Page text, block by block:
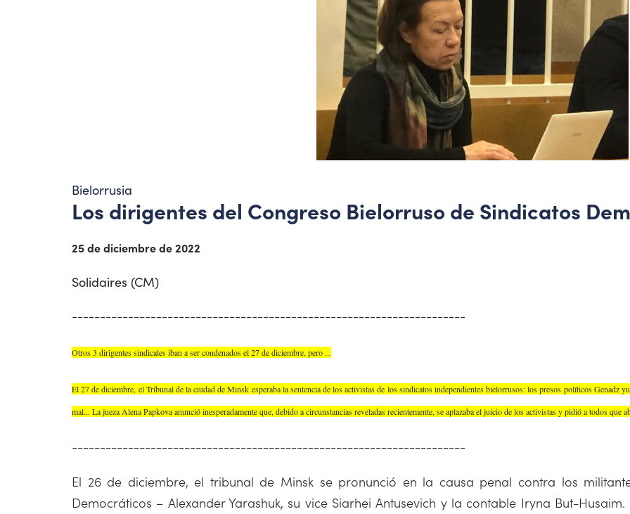
Bielorrusia
Los dirigentes del Congreso Bielorruso de Sindicatos
25 de diciembre de 2022
Solidaires (CM)
----------------------------------------------------------------------
Otros 3 dirigentes sindicales iban a ser condenados el 27 de diciembre, pero ...
El 27 de diciembre, el Tribunal de la ciudad de Minsk esperaba la sentencia de los activistas de los sindicatos independientes bielorrusos: los presos políticos
mal... La jueza Alena Papkova anunció inesperadamente que, debido a circunstancias reveladas recientemente, se aplazaba el juicio de los activistas y pidió a todos que
----------------------------------------------------------------------
El 26 de diciembre, el tribunal de Minsk se pronunció en la causa penal contra los
Democráticos – Alexander Yarashuk, su vice Siarhei Antusevich y la contable Iryna But-